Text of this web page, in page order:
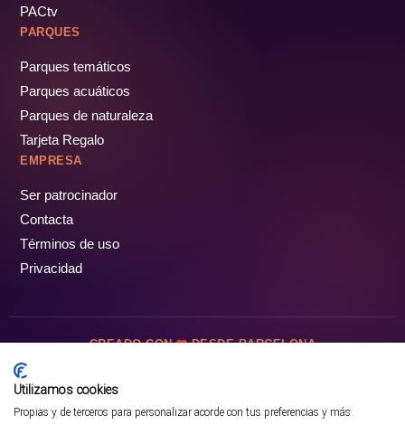
PACtv
PARQUES
Parques temáticos
Parques acuáticos
Parques de naturaleza
Tarjeta Regalo
EMPRESA
Ser patrocinador
Contacta
Términos de uso
Privacidad
CREADO CON DESDE BARCELONA
Utilizamos cookies
Propias y de terceros para personalizar acorde con tus preferencias y más